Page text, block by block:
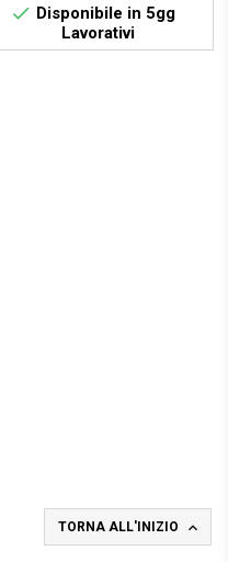
 Disponibile in 5gg
Lavorativi
TORNA ALL'INIZIO 